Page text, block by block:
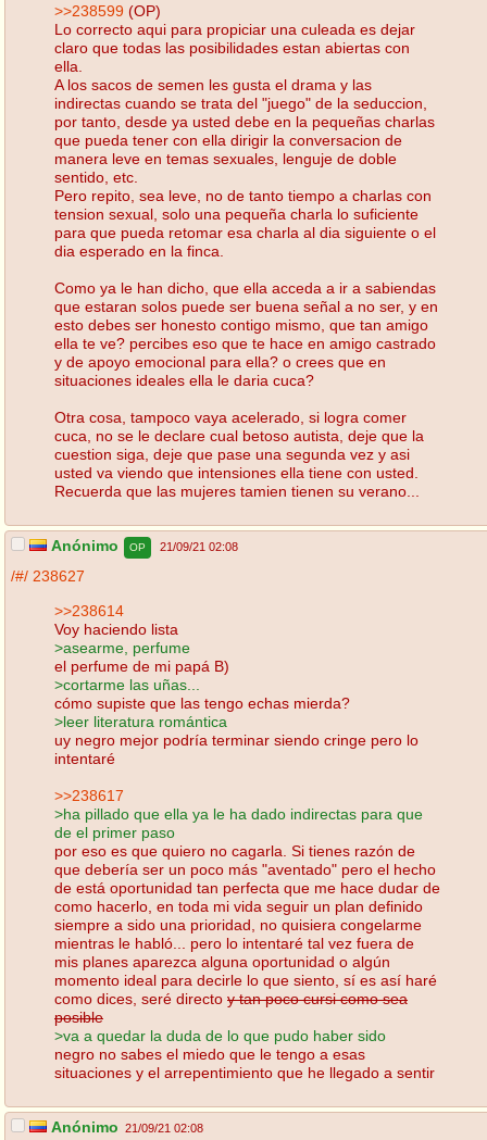
>>238599 (OP)
Lo correcto aqui para propiciar una culeada es dejar
claro que todas las posibilidades estan abiertas con
ella.
A los sacos de semen les gusta el drama y las
indirectas cuando se trata del "juego" de la seduccion,
por tanto, desde ya usted debe en la pequeñas charlas
que pueda tener con ella dirigir la conversacion de
manera leve en temas sexuales, lenguje de doble
sentido, etc.
Pero repito, sea leve, no de tanto tiempo a charlas con
tension sexual, solo una pequeña charla lo suficiente
para que pueda retomar esa charla al dia siguiente o el
dia esperado en la finca.
Como ya le han dicho, que ella acceda a ir a sabiendas
que estaran solos puede ser buena señal a no ser, y en
esto debes ser honesto contigo mismo, que tan amigo
ella te ve? percibes eso que te hace en amigo castrado
y de apoyo emocional para ella? o crees que en
situaciones ideales ella le daria cuca?
Otra cosa, tampoco vaya acelerado, si logra comer
cuca, no se le declare cual betoso autista, deje que la
cuestion siga, deje que pase una segunda vez y asi
usted va viendo que intensiones ella tiene con usted.
Recuerda que las mujeres tamien tienen su verano...
Anónimo OP 21/09/21 02:08
/#/ 238627
>>238614
Voy haciendo lista
>asearme, perfume
el perfume de mi papá B)
>cortarme las uñas...
cómo supiste que las tengo echas mierda?
>leer literatura romántica
uy negro mejor podría terminar siendo cringe pero lo
intentaré
>>238617
>ha pillado que ella ya le ha dado indirectas para que
de el primer paso
por eso es que quiero no cagarla. Si tienes razón de
que debería ser un poco más "aventado" pero el hecho
de está oportunidad tan perfecta que me hace dudar de
como hacerlo, en toda mi vida seguir un plan definido
siempre a sido una prioridad, no quisiera congelarme
mientras le habló... pero lo intentaré tal vez fuera de
mis planes aparezca alguna oportunidad o algún
momento ideal para decirle lo que siento, sí es así haré
como dices, seré directo y tan poco cursi como sea
posible
>va a quedar la duda de lo que pudo haber sido
negro no sabes el miedo que le tengo a esas
situaciones y el arrepentimiento que he llegado a sentir
Anónimo 21/09/21 02:08